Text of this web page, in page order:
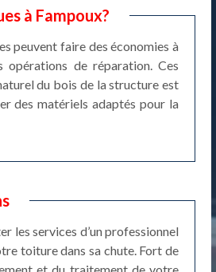
à Fampoux?
peuvent faire des économies à
opérations de réparation. Ces
du bois de la structure est
des matériels adaptés pour la
les services d’un professionnel
toiture dans sa chute. Fort de